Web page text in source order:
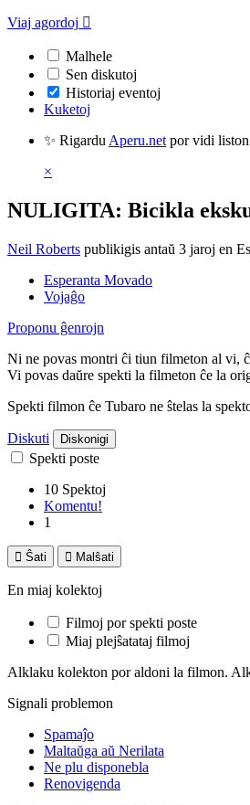
Viaj agordoj 
Malhele
Sen diskutoj
Historiaj eventoj
Kuketoj
✨ Rigardu Aperu.net por vidi
×
NULIGITA: Bicikla
Neil Roberts publikigis antaŭ 3 jaroj en
Esperanta Movado
Vojaĝo
Proponu ĝenrojn
Ni ne povas montri ĉi tiun filmeton al vi,
Vi povas daŭre spekti la filmeton ĉe la
Spekti filmon ĉe Tubaro ne ŝtelas la
Diskuti Diskonigi
Spekti poste
10 Spektoj
Komentu!
1
 Ŝati  Malŝati
En miaj kolektoj
Filmoj por spekti poste
Miaj plejŝatataj filmoj
Alklaku kolekton por aldoni la filmon.
Signali problemon
Spamaĵo
Maltaŭga aŭ Nerilata
Ne plu disponebla
Renovigenda